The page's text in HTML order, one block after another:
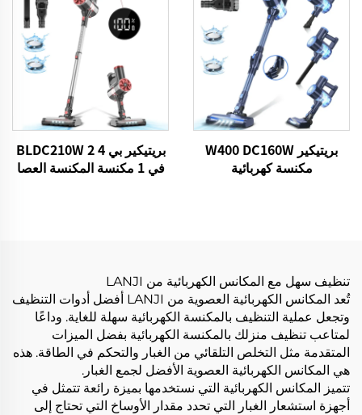
بريتيكير W400 DC160W
مكنسة كهربائية
بريتيكير بي 4 BLDC210W 2
في 1 مكنسة المكنسة العصا
تنظيف سهل مع المكانس الكهربائية من LANJI
تُعد المكانس الكهربائية العصوية من LANJI أفضل أدوات التنظيف
وتجعل عملية التنظيف بالمكنسة الكهربائية سهلة للغاية. وداعًا
لمتاعب تنظيف منزلك بالمكنسة الكهربائية بفضل الميزات
المتقدمة مثل التخلص التلقائي من الغبار والتحكم في الطاقة. هذه
هي المكانس الكهربائية العصوية الأفضل لجمع الغبار.
تتميز المكانس الكهربائية التي نستخدمها بميزة رائعة تتمثل في
أجهزة استشعار الغبار التي تحدد مقدار الأوساخ التي تحتاج إلى